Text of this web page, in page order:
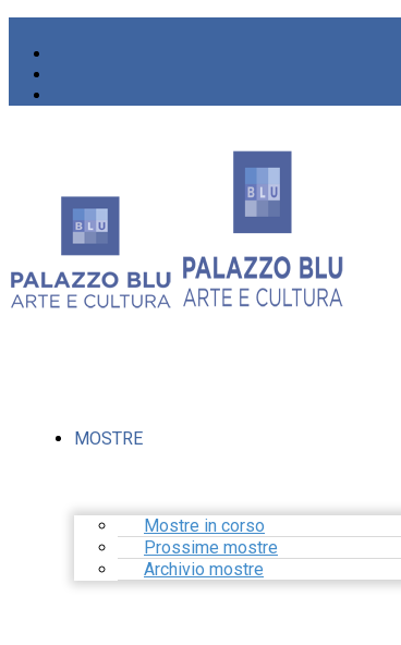
MOSTRE
Mostre in corso
Prossime mostre
Archivio mostre